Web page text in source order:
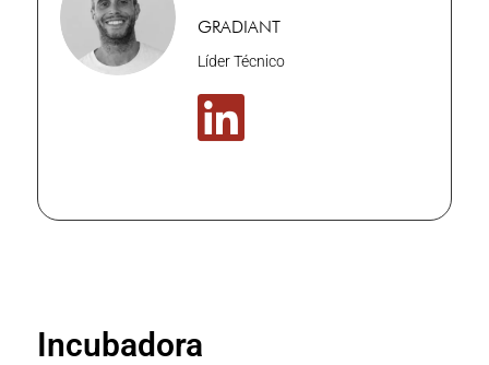
GRADIANT
Líder Técnico

Incubadora